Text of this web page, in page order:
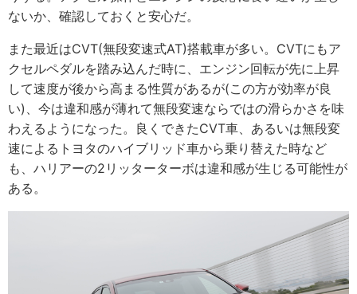
ないか、確認しておくと安心だ。
また最近はCVT(無段変速式AT)搭載車が多い。CVTにもア
クセルペダルを踏み込んだ時に、エンジン回転が先に上昇
して速度が後から高まる性質があるが(この方が効率が良
い)、今は違和感が薄れて無段変速ならではの滑らかさを味
わえるようになった。良くできたCVT車、あるいは無段変
速によるトヨタのハイブリッド車から乗り替えた時など
も、ハリアーの2リッターターボは違和感が生じる可能性が
ある。